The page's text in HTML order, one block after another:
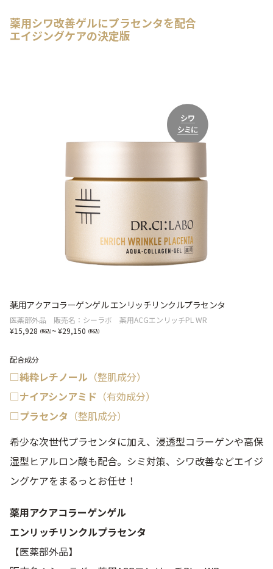
薬用シワ改善ゲルにプラセンタを配合
エイジングケアの決定版
薬用アクアコラーゲンゲル エンリッチリンクルプラセンタ
医薬部外品 販売名：シーラボ 薬用ACGエンリッチPL WR
15,928
~ 29,150
配合成分
□純粋レチノール （整肌成分）
□ナイアシンアミド （有効成分）
□プラセンタ （整肌成分）
希少な次世代プラセンタに加え、浸透型コラーゲンや高保
湿型ヒアルロン酸も配合。シミ対策、シワ改善などエイジ
ングケアをまるっとお任せ！
薬用アクアコラーゲンゲル
エンリッチリンクルプラセンタ
【医薬部外品】